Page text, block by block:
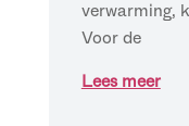
verwarming,
Voor de
Lees meer